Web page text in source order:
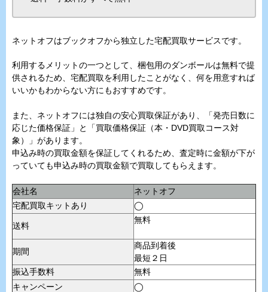
ネットオフはブックオフから独立した宅配買取サービスです。
利用するメリットの一つとして、梱包用のダンボールは無料で提
供されるため、宅配買取を利用したことがなく、何を用意すれば
いいかもわからない方にもおすすめです。
また、ネットオフには独自の安心買取保証があり、「発売日数に
応じた価格保証」と「買取価格保証（本・DVD買取コース対
象）」があります。
申込み時の買取金額を保証してくれるため、査定時に金額が下が
っていても申込み時の買取金額で買取してもらえます。
会社名
ネットオフ
宅配買取キットあり
◯
送料
無料
期間
商品到着後
最短２日
振込手数料
無料
キャンペーン
◯